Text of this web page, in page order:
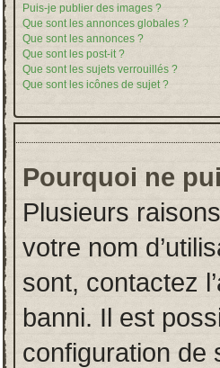
Puis-je publier des images ?
Que sont les annonces globales ?
Que sont les annonces ?
Que sont les post-it ?
Que sont les sujets verrouillés ?
Que sont les icônes de sujet ?
Pourquoi ne
Plusieurs
votre nom
sont, contactez
banni. Il est
configuration de